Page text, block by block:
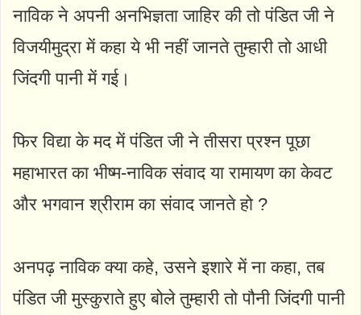
नाविक ने अपनी अनभिज्ञता जाहिर की तो पंडित जी ने
विजयीमुद्रा में कहा ये भी नहीं जानते तुम्हारी तो आधी
जिंदगी पानी में गई।
फिर विद्या के मद में पंडित जी ने तीसरा प्रश्न पूछा
महाभारत का भीष्म-नाविक संवाद या रामायण का केवट
और भगवान श्रीराम का संवाद जानते हो ?
अनपढ़ नाविक क्या कहे, उसने इशारे में ना कहा, तब
पंडित जी मुस्कुराते हुए बोले तुम्हारी तो पौनी जिंदगी पानी